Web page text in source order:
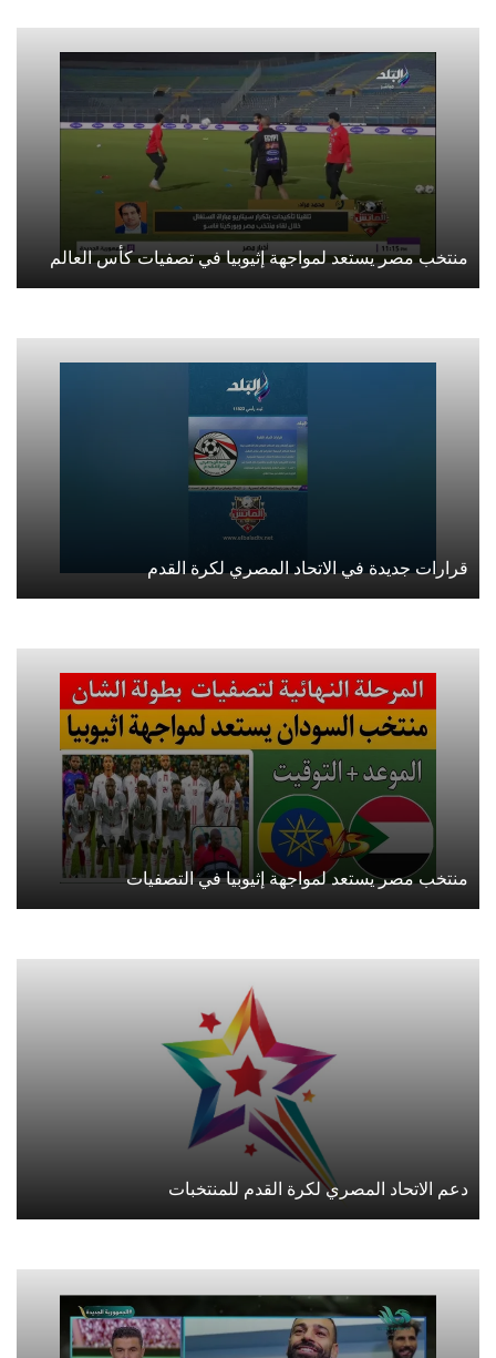
منتخب مصر يستعد لمواجهة إثيوبيا في تصفيات كأس العالم
قرارات جديدة في الاتحاد المصري لكرة القدم
منتخب مصر يستعد لمواجهة إثيوبيا في التصفيات
دعم الاتحاد المصري لكرة القدم للمنتخبات